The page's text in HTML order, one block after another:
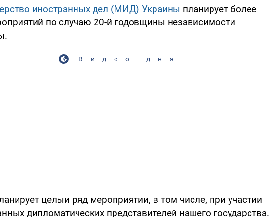
иностранных дел (МИД) Украины планирует более
по случаю 20-й годовщины независимости
Видео дня
целый ряд мероприятий, в том числе, при участии
дипломатических представителей нашего государства.